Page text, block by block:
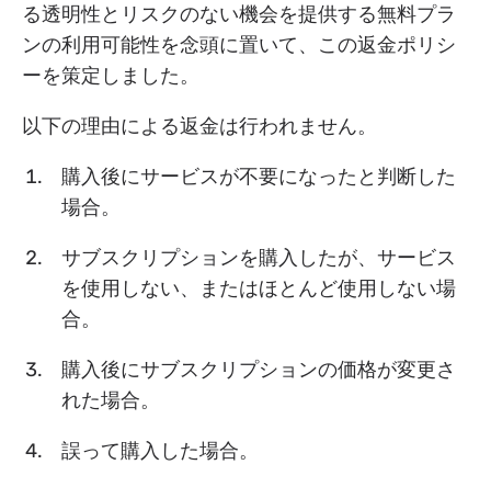
る透明性とリスクのない機会を提供する無料プラ
ンの利用可能性を念頭に置いて、この返金ポリシ
ーを策定しました。
以下の理由による返金は行われません。
購入後にサービスが不要になったと判断した
場合。
サブスクリプションを購入したが、サービス
を使用しない、またはほとんど使用しない場
合。
購入後にサブスクリプションの価格が変更さ
れた場合。
誤って購入した場合。